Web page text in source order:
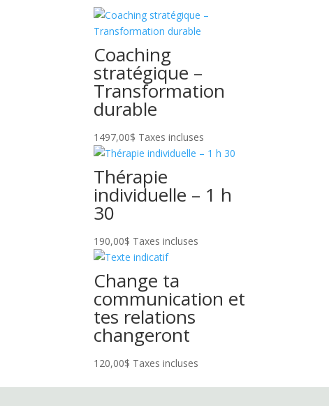
Coaching
stratégique –
Transformation
durable
1497,00$ Taxes incluses
Thérapie
individuelle – 1 h
30
190,00$ Taxes incluses
Change ta
communication et
tes relations
changeront
120,00$ Taxes incluses